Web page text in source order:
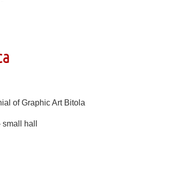
of Graphic Art Bitola
hall